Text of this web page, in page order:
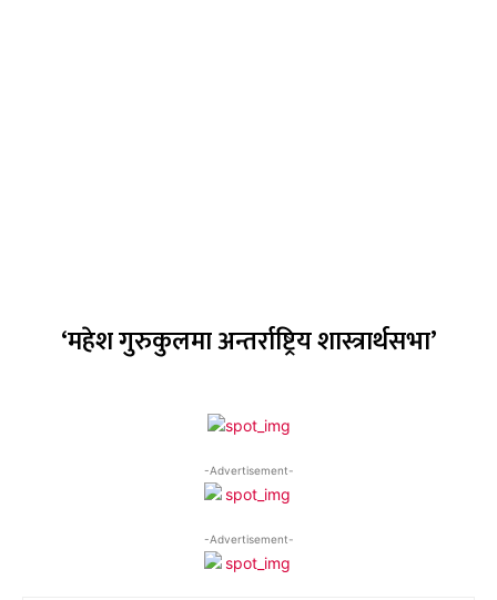
‘महेश गुरुकुलमा अन्तर्राष्ट्रिय शास्त्रार्थसभा’
-Advertisement-
-Advertisement-